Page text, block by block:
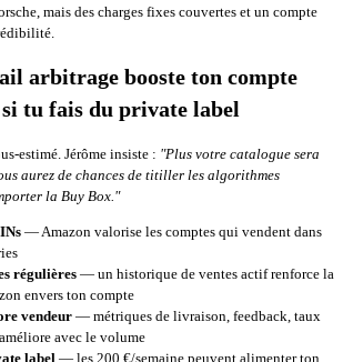
mais des charges fixes couvertes et un compte
arbitrage booste ton compte
tu fais du private label
estimé. Jérôme insiste : "Plus votre catalogue sera
aurez de chances de titiller les algorithmes
la Buy Box."
— Amazon valorise les comptes qui vendent dans
régulières— un historique de ventes actif renforce la
envers ton compte
vendeur — métriques de livraison, feedback, taux
avec le volume
label — les 200 €/semaine peuvent alimenter ton